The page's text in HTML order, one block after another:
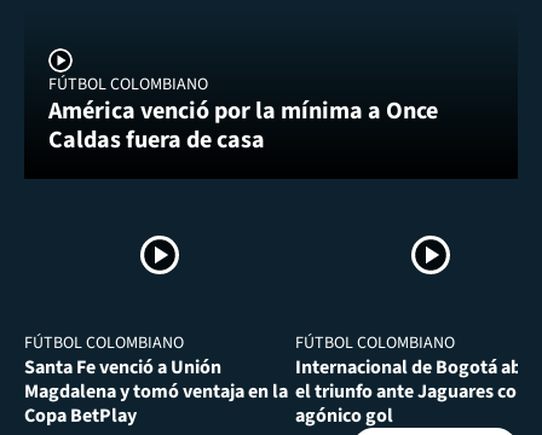
FÚTBOL COLOMBIANO
América venció por la mínima a Once
Caldas fuera de casa
FÚTBOL COLOMBIANO
Santa Fe venció a Unión
Magdalena y tomó ventaja en la
Copa BetPlay
FÚTBOL COLOMBIANO
Internacional de Bogotá
el triunfo ante Jaguares con
agónico gol